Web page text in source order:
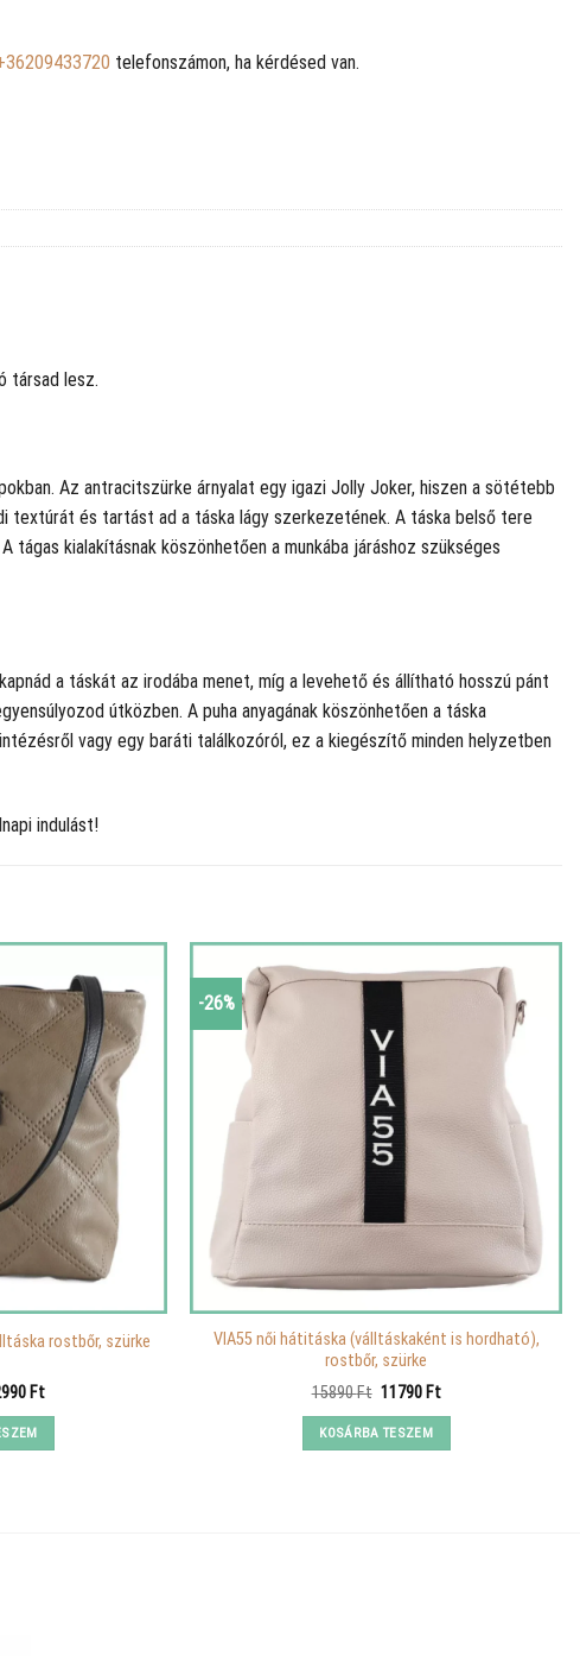
telefonszámon, ha kérdésed van.
társad lesz.
Az antracitszürke árnyalat egy igazi Jolly Joker, hiszen a sötétebb
textúrát és tartást ad a táska lágy szerkezetének. A táska belső tere
kialakításnak köszönhetően a munkába járáshoz szükséges
a táskát az irodába menet, míg a levehető és állítható hosszú pánt
útközben. A puha anyagának köszönhetően a táska
vagy egy baráti találkozóról, ez a kiegészítő minden helyzetben
indulást!
rostbőr, szürke
Ft.
FtCurrent
-26%
VIA55 női hátitáska (válltáskaként is hordható),
rostbőr, szürke
15890Ft Original
was:
15890 Ft.
11790 FtCurrent
KOSÁRBA TESZEM